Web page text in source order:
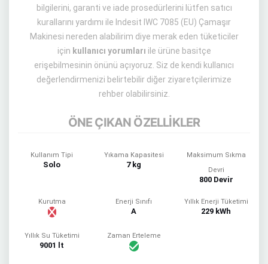
bilgilerini, garanti ve iade prosedürlerini lütfen satıcı
kurallarını yardımı ile Indesit IWC 7085 (EU) Çamaşır
Makinesi nereden alabilirim diye merak eden tüketiciler
için kullanıcı yorumları ile ürüne basitçe
erişebilmesinin önünü açıyoruz. Siz de kendi kullanıcı
değerlendirmenizi belirtebilir diğer ziyaretçilerimize
rehber olabilirsiniz.
ÖNE ÇIKAN ÖZELLİKLER
Kullanım Tipi
Solo
Yıkama Kapasitesi
7 kg
Maksimum Sıkma
Devri
800 Devir
Kurutma Enerji Sınıfı
A
Yıllık Enerji Tüketimi
229 kWh
Yıllık Su Tüketimi
9001 lt
Zaman Erteleme